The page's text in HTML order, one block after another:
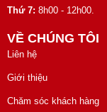
Thứ 7: 8h00 - 12h00.
VỀ CHÚNG TÔI
Liên hệ
Giới thiệu
Chăm sóc khách hàng